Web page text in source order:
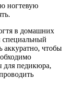
ногтевую
в домашних
специальный
аккуратно, чтобы
для педикюра,